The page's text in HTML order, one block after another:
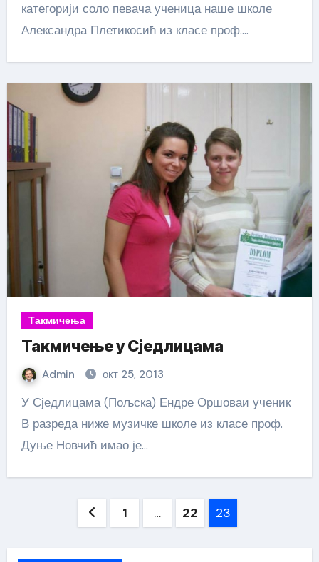
категорији соло певача ученица наше школе
Александра Плетикосић из класе проф.…
Такмичења
Такмичење у Сједлицама
Admin окт 25, 2013
У Сједлицама (Пољска) Ендре Оршоваи ученик
В разреда ниже музичке школе из класе проф.
Дуње Новчић имао је…
Пагинација
1 … 22 23